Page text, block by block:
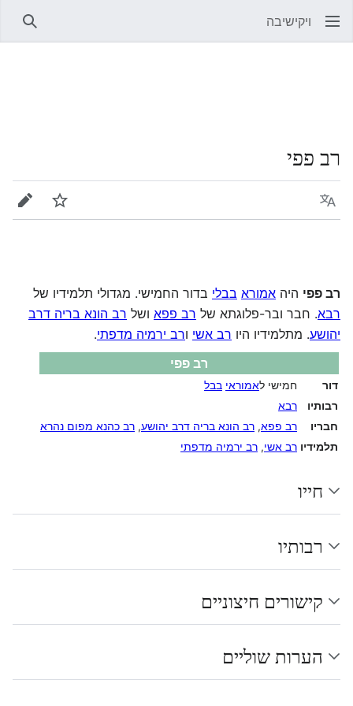
ויקישיבה
רב פפי
שפה מעקב
רב פפי היה אמורא בבלי בדור החמישי. מגדולי תלמידיו של
רבא. חבר ובר-פלוגתא של רב פפא ושל רב הונא בריה דרב
יהושע. מתלמידיו היו רב אשי ורב ירמיה מדפתי.
רב פפי
דור חמישי לאמוראי בבל
רבותיו
רבא
חבריו
רב פפא, רב הונא בריה דרב יהושע, רב כהנא מפום נהרא
תלמידיו רב אשי, רב ירמיה מדפתי
חייו
רבותיו
קישורים חיצוניים
הערות שוליים